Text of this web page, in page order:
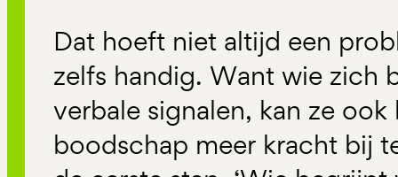
Dat hoeft niet altijd een
zelfs handig. Want wie zich
verbale signalen, kan ze
boodschap meer kracht bij